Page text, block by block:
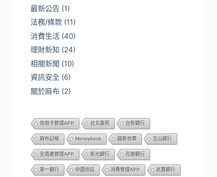
最新公告(1)
法務/條款(11)
消費生活(40)
理財新知 (24)
相關新聞 (10)
資訊安全(6)
關於麻布 (2)
信用卡管理APP 台北富邦 台新銀行
麻布記帳 Moneybook 國泰世華 玉山銀行
全資產管理APP 新光銀行 花旗銀行
第一銀行 中國信託 消費管理APP 兆豐銀行